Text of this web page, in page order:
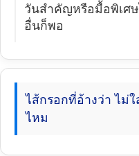
วันสำคัญหรือมื้อพิเศ
อื่นก็พอ
ไส้กรอกที่อ้างว่า ไม่
ไหม